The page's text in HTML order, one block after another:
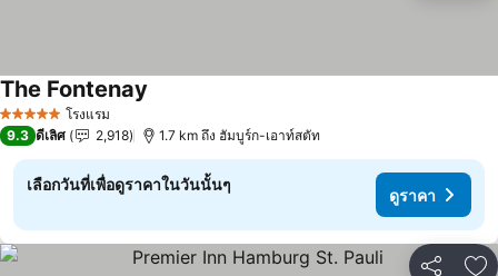
5 ดาว โรงแรม
The Fontenay
9.3 ดีเลิศ 2,918 1.7 km ถึง ฮัมบูร์ก-เอาท์สตัท
เลือกวันที่เพื่อดูราคาในวันนั้นๆ
ดูราคา